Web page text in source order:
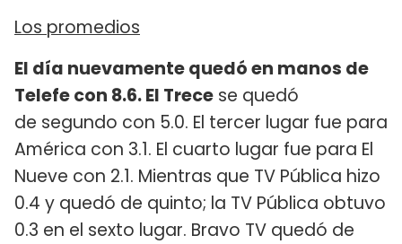
Los promedios
El día nuevamente quedó en manos de
Telefe con 8.6. El Trece se quedó
de segundo con 5.0. El tercer lugar fue para
América con 3.1. El cuarto lugar fue para El
Nueve con 2.1. Mientras que TV Pública hizo
0.4 y quedó de quinto; la TV Pública obtuvo
0.3 en el sexto lugar. Bravo TV quedó de